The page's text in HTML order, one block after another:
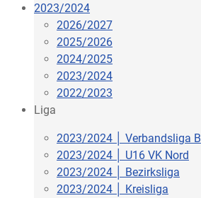
2023/2024
2026/2027
2025/2026
2024/2025
2023/2024
2022/2023
Liga
2023/2024 │ Verbandsliga B
2023/2024 │ U16 VK Nord
2023/2024 │ Bezirksliga
2023/2024 │ Kreisliga